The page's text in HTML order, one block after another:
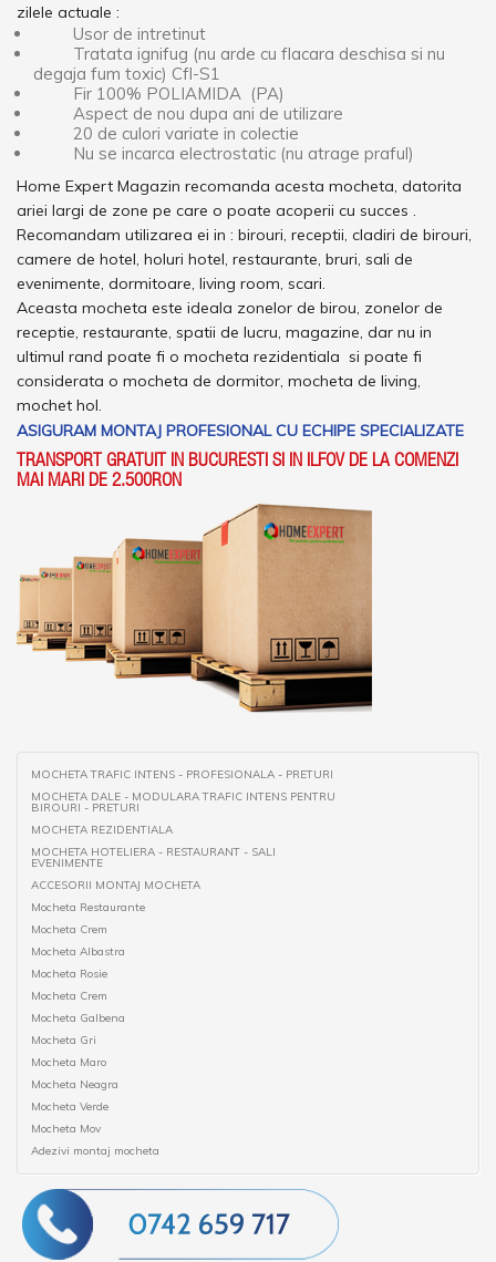
zilele actuale :
Usor de intretinut
Tratata ignifug (nu arde cu flacara deschisa si nu
degaja fum toxic) Cfl-S1
Fir 100% POLIAMIDA (PA)
Aspect de nou dupa ani de utilizare
20 de culori variate in colectie
Nu se incarca electrostatic (nu atrage praful)
Home Expert Magazin recomanda acesta mocheta, datorita
ariei largi de zone pe care o poate acoperii cu succes .
Recomandam utilizarea ei in : birouri, receptii, cladiri de birouri,
camere de hotel, holuri hotel, restaurante, bruri, sali de
evenimente, dormitoare, living room, scari.
Aceasta mocheta este ideala zonelor de birou, zonelor de
receptie, restaurante, spatii de lucru, magazine, dar nu in
ultimul rand poate fi o mocheta rezidentiala si poate fi
considerata o mocheta de dormitor, mocheta de living,
mochet hol.
ASIGURAM MONTAJ PROFESIONAL CU ECHIPE SPECIALIZATE
TRANSPORT GRATUIT IN BUCURESTI SI IN ILFOV DE LA COMENZI
MAI MARI DE 2.500RON
MOCHETA TRAFIC INTENS - PROFESIONALA - PRETURI
MOCHETA DALE - MODULARA TRAFIC INTENS PENTRU
BIROURI - PRETURI
MOCHETA REZIDENTIALA
MOCHETA HOTELIERA - RESTAURANT - SALI
EVENIMENTE
ACCESORII MONTAJ MOCHETA
Mocheta Restaurante
Mocheta Crem
Mocheta Albastra
Mocheta Rosie
Mocheta Crem
Mocheta Galbena
Mocheta Gri
Mocheta Maro
Mocheta Neagra
Mocheta Verde
Mocheta Mov
Adezivi montaj mocheta